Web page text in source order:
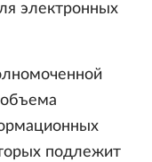
электронных
подлежит